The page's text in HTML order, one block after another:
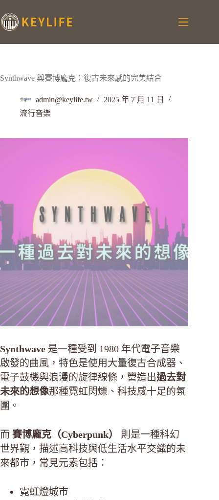
Synthwave 與賽博龐克：復古未來感的完美結合
admin@keylife.tw
2025 年 7 月 11 日
流行音樂
Synthwave 是一種受到 1980 年代電子音樂
啟發的曲風，特色是使用大量復古合成器、
電子鼓機與浪漫的旋律線條，營造出過去對
未來的想像那種霓虹閃爍、科技感十足的氛
圍。
而 賽博龐克（Cyberpunk）
則是一種科幻
世界觀，描述高科技與低生活水平交織的未
來都市，常見元素包括：
霓虹燈城市